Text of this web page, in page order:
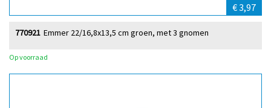
€ 3,97
Emmer 22/16,8x13,5 cm groen, met 3 gnomen
770921
Op voorraad